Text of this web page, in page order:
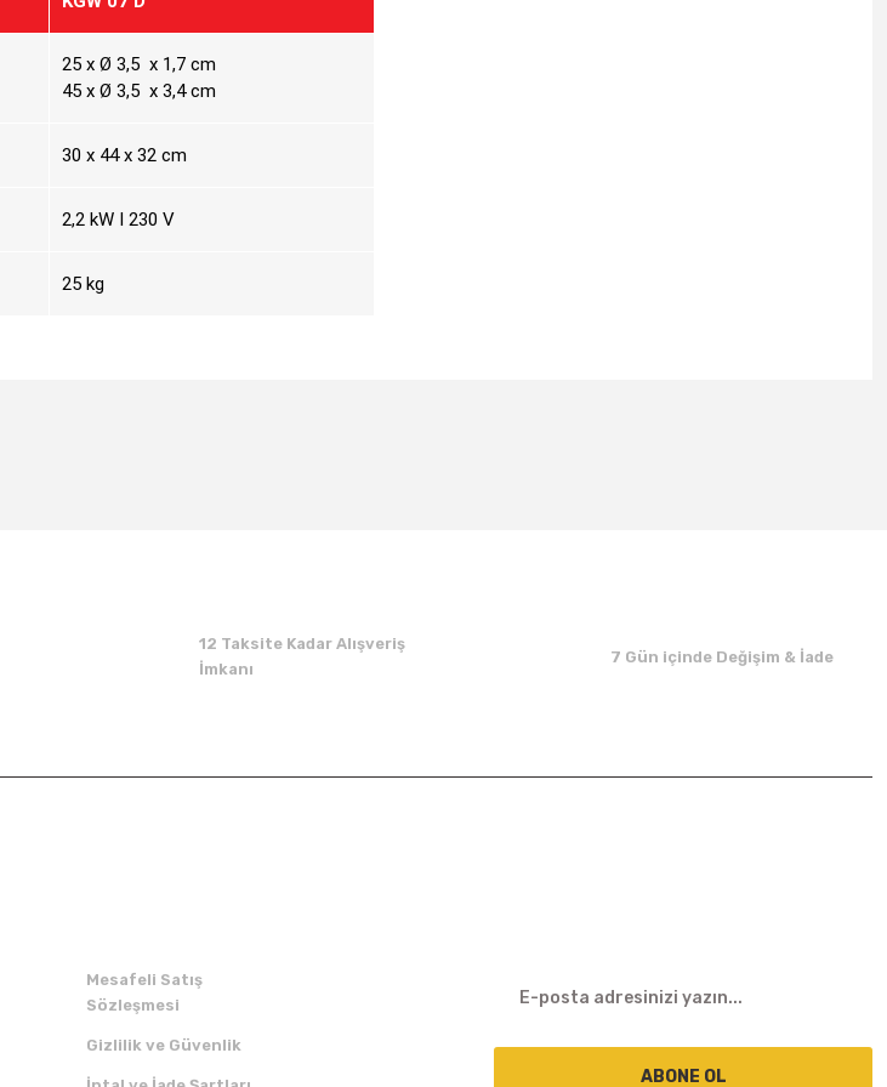
25 x Ø 3,5 x 1,7 cm
45 x Ø 3,5 x 3,4 cm
30 x 44 x 32 cm
2,2 kW I 230 V
25 kg
12 Taksite Kadar Alışveriş
İmkanı
7 Gün içinde Değişim & İade
Mesafeli Satış
Sözleşmesi
Gizlilik ve Güvenlik
ABONE OL